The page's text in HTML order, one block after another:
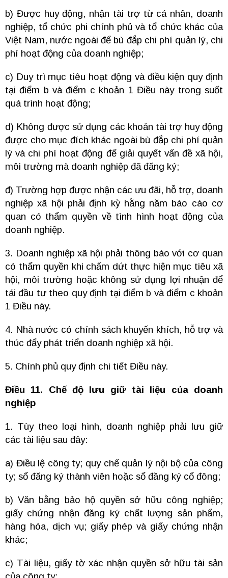
b) Được huy động, nhận tài trợ từ cá nhân, doanh
nghiệp, tổ chức phi chính phủ và tổ chức khác của
Việt Nam, nước ngoài để bù đắp chi phí quản lý, chi
phí hoạt động của doanh nghiệp;
c) Duy trì mục tiêu hoạt động và điều kiện quy định
tại điểm b và điểm c khoản 1 Điều này trong suốt
quá trình hoạt động;
d) Không được sử dụng các khoản tài trợ huy động
được cho mục đích khác ngoài bù đắp chi phí quản
lý và chi phí hoạt động để giải quyết vấn đề xã hội,
môi trường mà doanh nghiệp đã đăng ký;
đ) Trường hợp được nhận các ưu đãi, hỗ trợ, doanh
nghiệp xã hội phải định kỳ hằng năm báo cáo cơ
quan có thẩm quyền về tình hình hoạt động của
doanh nghiệp.
3. Doanh nghiệp xã hội phải thông báo với cơ quan
có thẩm quyền khi chấm dứt thực hiện mục tiêu xã
hội, môi trường hoặc không sử dụng lợi nhuận để
tái đầu tư theo quy định tại điểm b và điểm c khoản
1 Điều này.
4. Nhà nước có chính sách khuyến khích, hỗ trợ và
thúc đẩy phát triển doanh nghiệp xã hội.
5. Chính phủ quy định chi tiết Điều này.
Điều 11. Chế độ lưu giữ tài liệu của doanh
nghiệp
1. Tùy theo loại hình, doanh nghiệp phải lưu giữ
các tài liệu sau đây:
a) Điều lệ công ty; quy chế quản lý nội bộ của công
ty; sổ đăng ký thành viên hoặc sổ đăng ký cổ đông;
b) Văn bằng bảo hộ quyền sở hữu công nghiệp;
giấy chứng nhận đăng ký chất lượng sản phẩm,
hàng hóa, dịch vụ; giấy phép và giấy chứng nhận
khác;
c) Tài liệu, giấy tờ xác nhận quyền sở hữu tài sản